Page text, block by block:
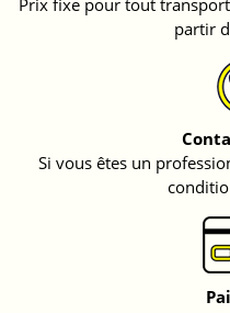
Prix fixe pour tout
partir
Si vous êtes un